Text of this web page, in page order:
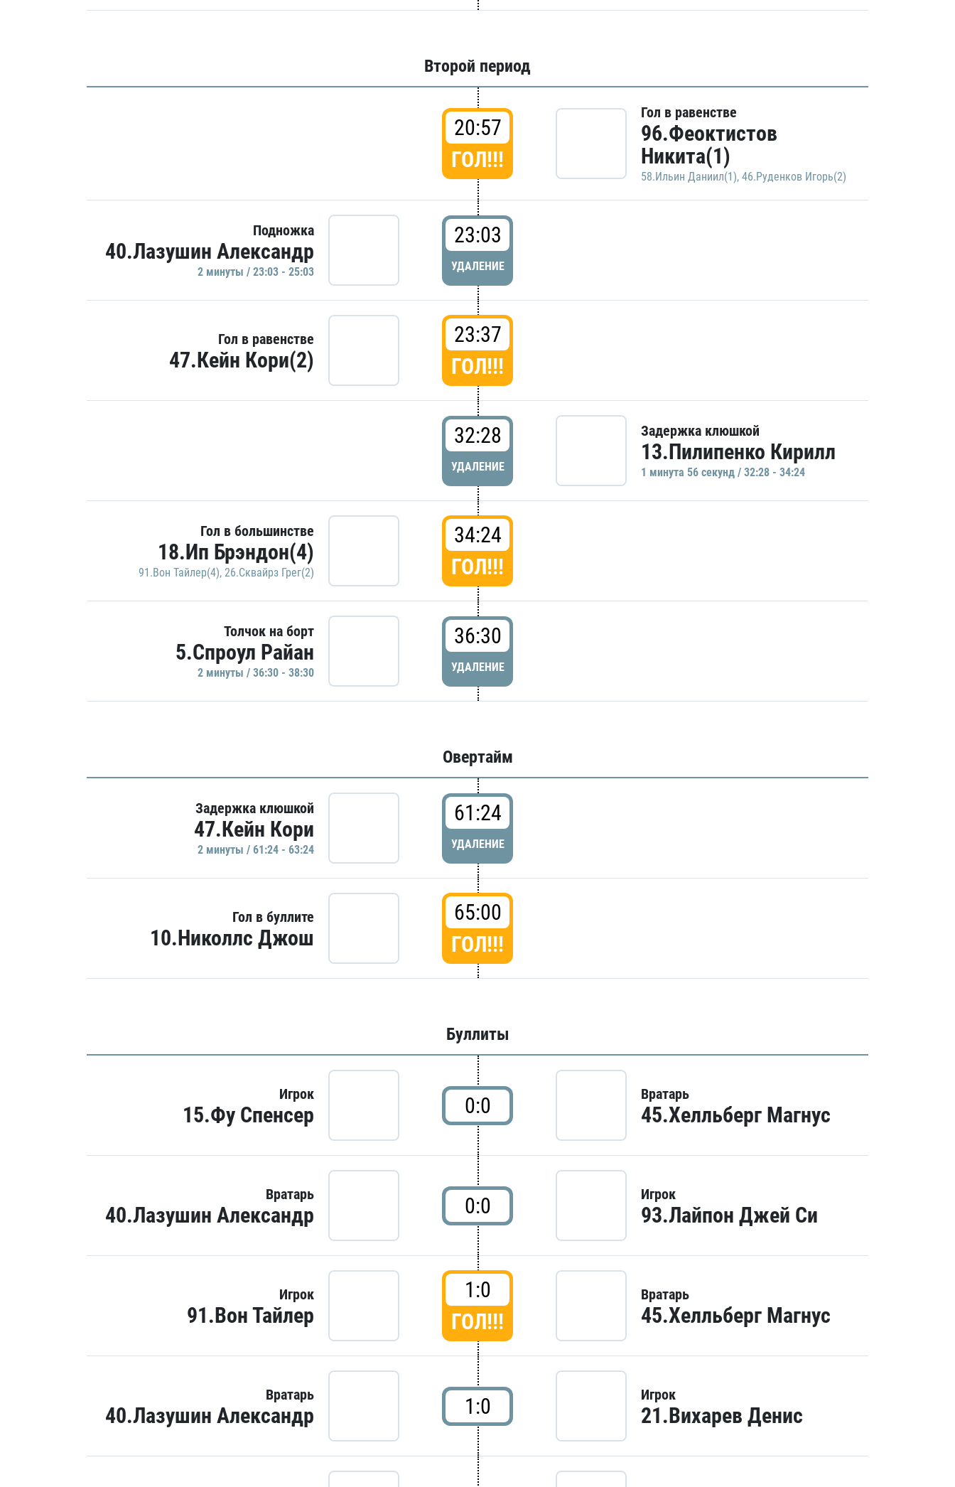
Второй период
20:57
ГОЛ!!!
Гол в равенстве
96.Феоктистов
Никита(1)
58.Ильин Даниил(1), 46.Руденков Игорь(2)
Подножка
40.Лазушин Александр
2 минуты / 23:03 - 25:03
23:03
УДАЛЕНИЕ
Гол в равенстве
47.Кейн Кори(2)
23:37
ГОЛ!!!
32:28
УДАЛЕНИЕ
Задержка клюшкой
13.Пилипенко Кирилл
1 минутa 56 секунд / 32:28 - 34:24
Гол в большинстве
18.Ип Брэндон(4)
91.Вон Тайлер(4), 26.Сквайрз Грег(2)
34:24
ГОЛ!!!
Толчок на борт
5.Спроул Райан
2 минуты / 36:30 - 38:30
36:30
УДАЛЕНИЕ
Овертайм
Задержка клюшкой
47.Кейн Кори
2 минуты / 61:24 - 63:24
61:24
УДАЛЕНИЕ
Гол в буллите
10.Николлс Джош
65:00
ГОЛ!!!
Буллиты
Игрок
15.Фу Спенсер 0:0 Вратарь
45.Хелльберг Магнус
Вратарь
40.Лазушин Александр 0:0 Игрок
93.Лайпон Джей Си
Игрок
91.Вон Тайлер
1:0
ГОЛ!!!
Вратарь
45.Хелльберг Магнус
Вратарь
40.Лазушин Александр 1:0 Игрок
21.Вихарев Денис